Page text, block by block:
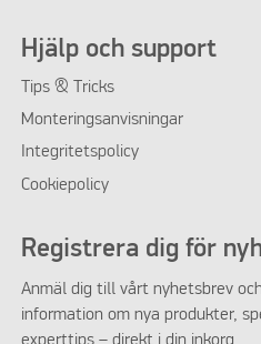
Hjälp och support
Tips & Tricks
Monteringsanvisningar
Integritetspolicy
Cookiepolicy
Registrera dig för
Anmäl dig till vårt nyhetsbrev
information om nya produkter,